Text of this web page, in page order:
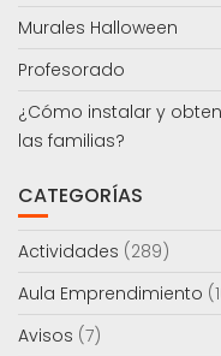
Murales Halloween
Profesorado
¿Cómo instalar y
las familias?
CATEGORÍAS
Actividades (289)
Aula Emprendimiento
Avisos (7)